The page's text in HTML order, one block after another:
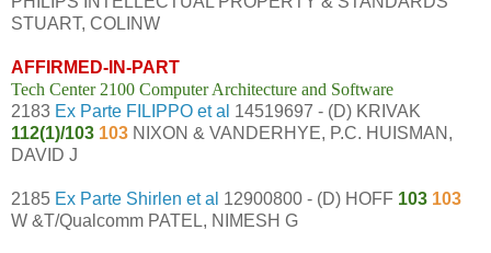
STUART, COLINW
AFFIRMED-IN-PART
Tech Center 2100 Computer Architecture and Software
2183 Ex Parte FILIPPO et al 14519697 - (D) KRIVAK
112(1)/103 103 NIXON & VANDERHYE, P.C. HUISMAN,
DAVID J
2185 Ex Parte Shirlen et al 12900800 - (D) HOFF 103 103
W &T/Qualcomm PATEL, NIMESH G